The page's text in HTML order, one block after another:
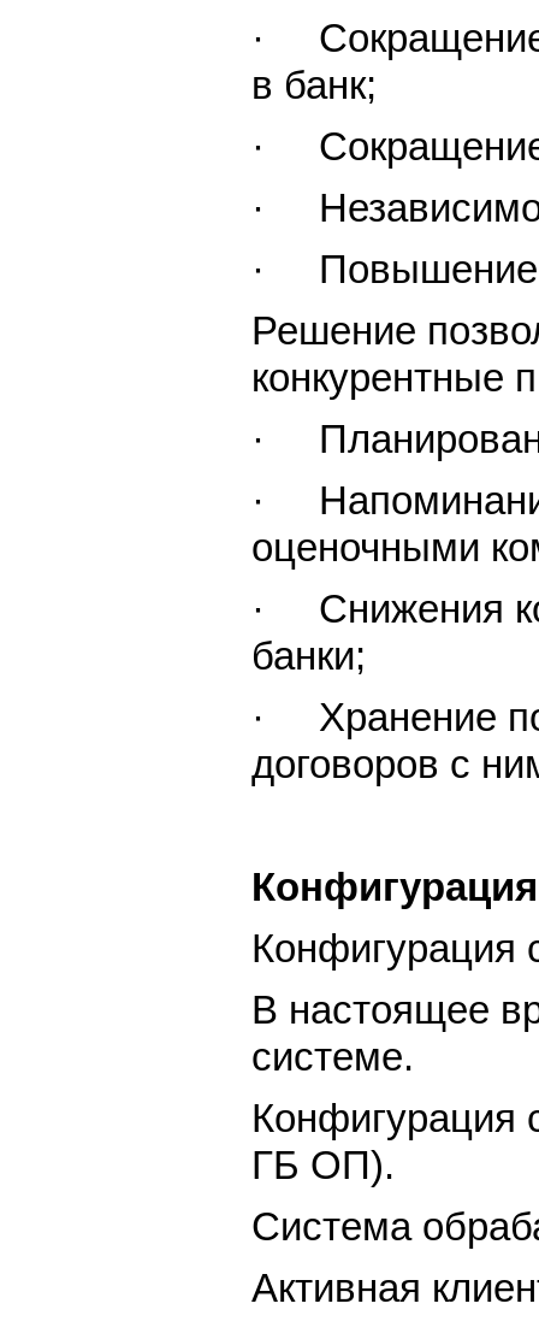
· Сокращение
в банк;
· Сокращение
·
· Повышение
Решение
конкурентные
·
·
оценочными
· Снижения
банки;
· Хранение
договоров с
Конфигурация
В настоящее
системе.
Конфигурация
ГБ OП).
Система
Активная